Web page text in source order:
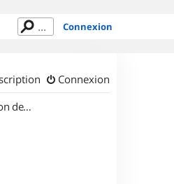
Connexion
Connexion
Organisation de sorties au Luxembourg